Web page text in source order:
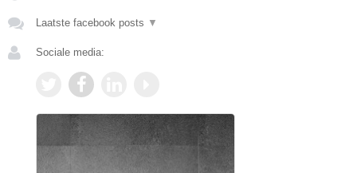
Laatste facebook posts ▼
Sociale media: